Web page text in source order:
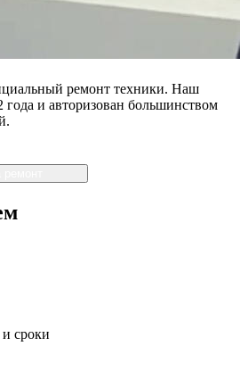
ремонт техники. Наш
года и авторизован большинством
сроки